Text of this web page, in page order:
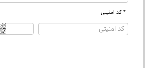
* کد امنیتی